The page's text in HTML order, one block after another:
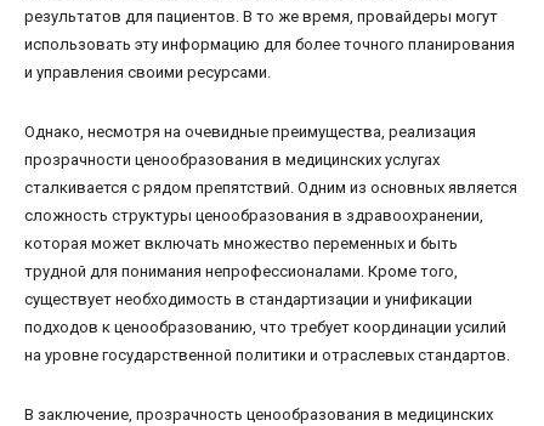
результатов для пациентов. В то же время, провайдеры могут
использовать эту информацию для более точного планирования
и управления своими ресурсами.
Однако, несмотря на очевидные преимущества, реализация
прозрачности ценообразования в медицинских услугах
сталкивается с рядом препятствий. Одним из основных является
сложность структуры ценообразования в здравоохранении,
которая может включать множество переменных и быть
трудной для понимания непрофессионалами. Кроме того,
существует необходимость в стандартизации и унификации
подходов к ценообразованию, что требует координации усилий
на уровне государственной политики и отраслевых стандартов.
В заключение, прозрачность ценообразования в медицинских